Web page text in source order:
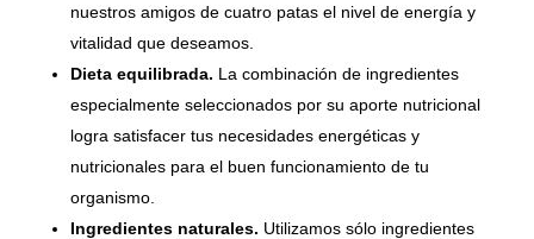
nuestros amigos de cuatro patas el nivel de energía y
vitalidad que deseamos.
Dieta equilibrada. La combinación de ingredientes
especialmente seleccionados por su aporte nutricional
logra satisfacer tus necesidades energéticas y
nutricionales para el buen funcionamiento de tu
organismo.
Ingredientes naturales. Utilizamos sólo ingredientes